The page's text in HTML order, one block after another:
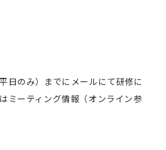
日のみ）までにメールにて研修に
ミーティング情報（オンライン参